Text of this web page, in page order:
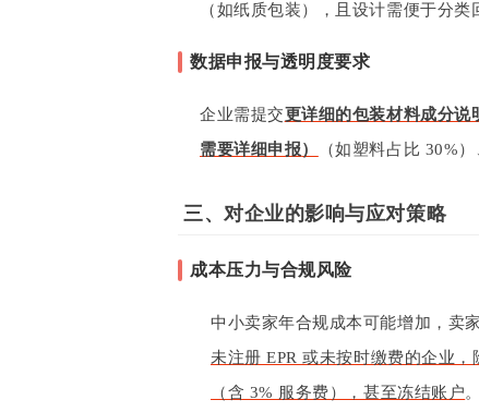
（如纸质包装），且设计需便于分类
数据申报与透明度要求
企业需提交更详细的包装材料成分说
需要详细申报） （如塑料占比 30%
三、对企业的影响与应对策略
成本压力与合规风险
中小卖家年合规成本可能增加，卖
未注册 EPR 或未按时缴费的企业
（含 3% 服务费），甚至冻结账户。